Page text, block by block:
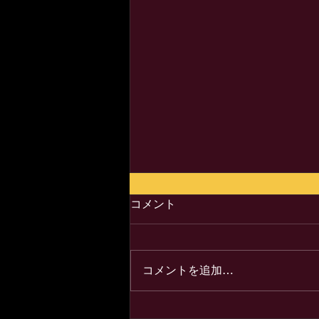
お詫びの続きとご案内
コメント
コメントを追加…